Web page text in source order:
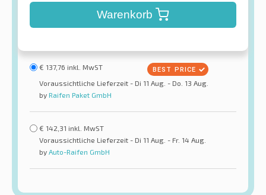
Warenkorb
€ 137,76 inkl. MwST
Voraussichtliche Lieferzeit - Di 11 Aug. - Do. 13 Aug.
by Raifen Paket GmbH
€ 142,31 inkl. MwST
Voraussichtliche Lieferzeit - Di 11 Aug. - Fr. 14 Aug.
by Auto-Raifen GmbH